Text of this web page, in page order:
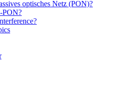
optisches Netz (PON)?
PON?